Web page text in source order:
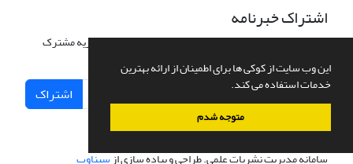
این وب سایت از کوکی ها برای اطمینان از ارائه بهترین
خدمات استفاده می کند.
متوجه شدم
اشتراک خبرنامه
برای دریافت اخبار و اطلاعیه های مهم نشریه در خبرنامه نشریه مشترک
اشتراک
سامانه مدیریت نشریات علمی.طراحی و پیاده سازی ازسیناوب